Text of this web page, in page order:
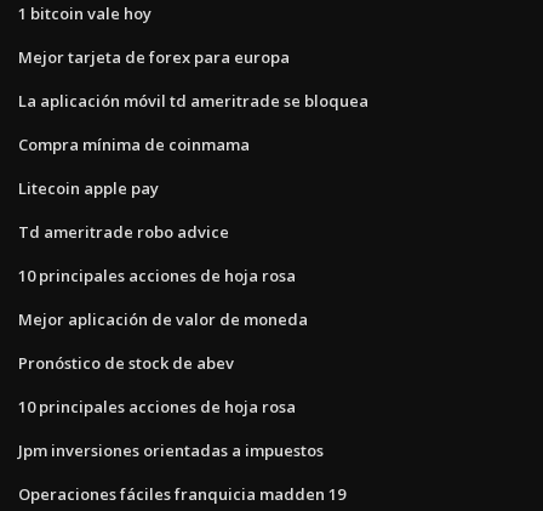
1 bitcoin vale hoy
Mejor tarjeta de forex para europa
La aplicación móvil td ameritrade se bloquea
Compra mínima de coinmama
Litecoin apple pay
Td ameritrade robo advice
10 principales acciones de hoja rosa
Mejor aplicación de valor de moneda
Pronóstico de stock de abev
10 principales acciones de hoja rosa
Jpm inversiones orientadas a impuestos
Operaciones fáciles franquicia madden 19